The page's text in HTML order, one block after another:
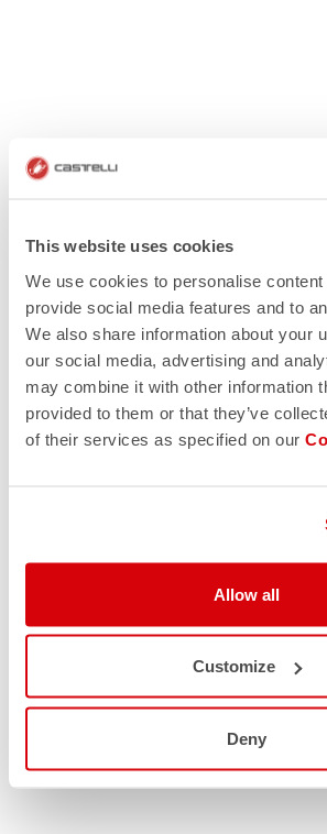
This website uses cookies
We use cookies to personalise
provide social media features and to
We also share information about your
our social media, advertising and
may combine it with other information
provided to them or that they’ve
of their services as specified on our
Allow all
Customize
Deny